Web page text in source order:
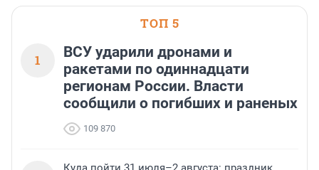
ТОП 5
1
ВСУ ударили дронами и
ракетами по одиннадцати
регионам России. Власти
сообщили о погибших и раненых
109 870